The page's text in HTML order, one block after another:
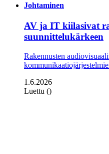
Johtaminen
AV ja IT kiilasivat
suunnittelukärkeen
Rakennusten
1.6.2026
Luettu ()